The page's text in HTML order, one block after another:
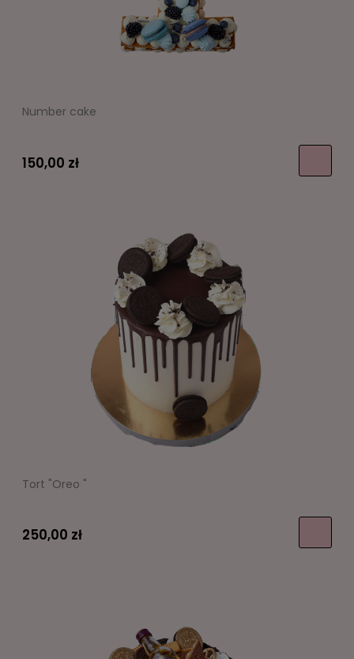
Number cake
150,00 zł
Tort "Oreo "
250,00 zł